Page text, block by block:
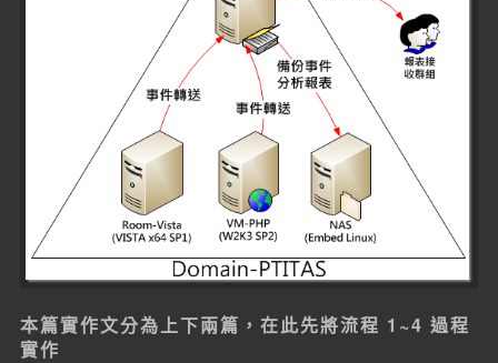
本篇實作文分為上下兩篇，在此先將流程 1~4 過程
實作